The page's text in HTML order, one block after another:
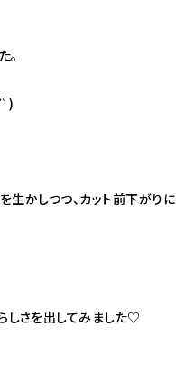
。
)
生かしつつ、カット前下がりに
しさを出してみました♡